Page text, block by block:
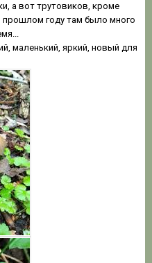
а вот трутовиков, кроме
прошлом году там было много
маленький, яркий, новый для